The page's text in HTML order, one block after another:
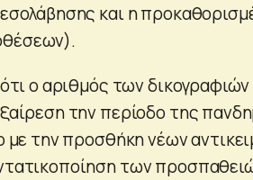
και η
ο αριθμός των
την περίοδο της
με την προσθήκη νέων
των